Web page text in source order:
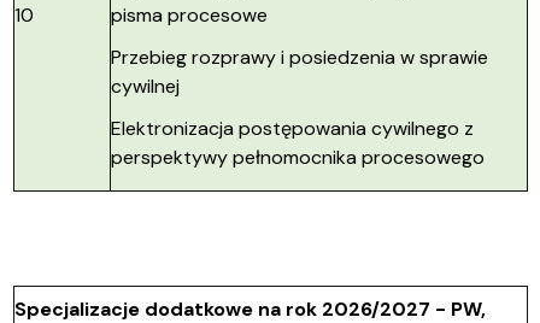
10
pisma procesowe
Przebieg rozprawy i posiedzenia w sprawie
cywilnej
Elektronizacja postępowania cywilnego z
perspektywy pełnomocnika procesowego
Specjalizacje dodatkowe na rok 2026/2027 - PW,